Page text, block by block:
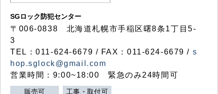
SGロック防犯センター
〒006-0838 北海道札幌市手稲区曙8条1丁目5-
3
TEL：011-624-6679 / FAX：011-624-6679 / s
hop.sglock@gmail.com
営業時間：9:00~18:00 緊急のみ24時間可
販売可 工事・取付可